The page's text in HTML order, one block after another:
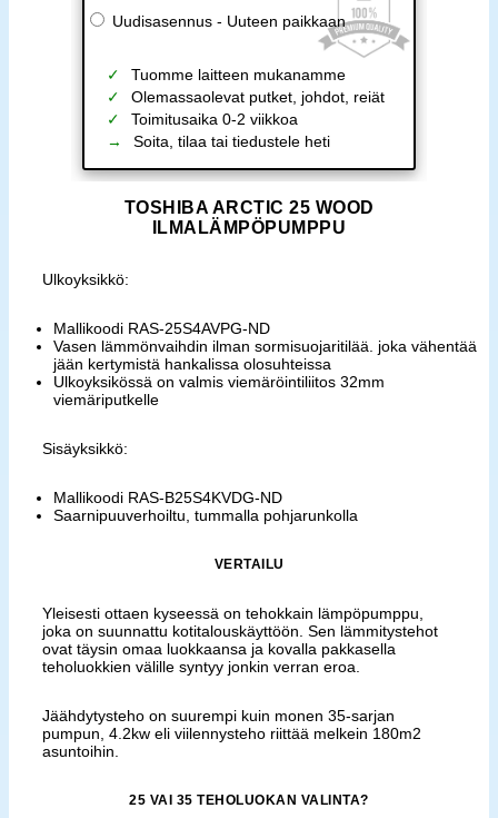
Uudisasennus - Uuteen paikkaan
Tuomme laitteen mukanamme
Olemassaolevat putket, johdot, reiät
Toimitusaika 0-2 viikkoa
Soita, tilaa tai tiedustele heti
TOSHIBA ARCTIC 25 WOOD
ILMALÄMPÖPUMPPU
Ulkoyksikkö:
Mallikoodi RAS-25S4AVPG-ND
Vasen lämmönvaihdin ilman sormisuojaritilää. joka vähentää
jään kertymistä hankalissa olosuhteissa
Ulkoyksikössä on valmis viemäröintiliitos 32mm
viemäriputkelle
Sisäyksikkö:
Mallikoodi RAS-B25S4KVDG-ND
Saarnipuuverhoiltu, tummalla pohjarunkolla
VERTAILU
Yleisesti ottaen kyseessä on tehokkain lämpöpumppu,
joka on suunnattu kotitalouskäyttöön. Sen lämmitystehot
ovat täysin omaa luokkaansa ja kovalla pakkasella
teholuokkien välille syntyy jonkin verran eroa.
Jäähdytysteho on suurempi kuin monen 35-sarjan
pumpun, 4.2kw eli viilennysteho riittää melkein 180m2
asuntoihin.
25 VAI 35 TEHOLUOKAN VALINTA?